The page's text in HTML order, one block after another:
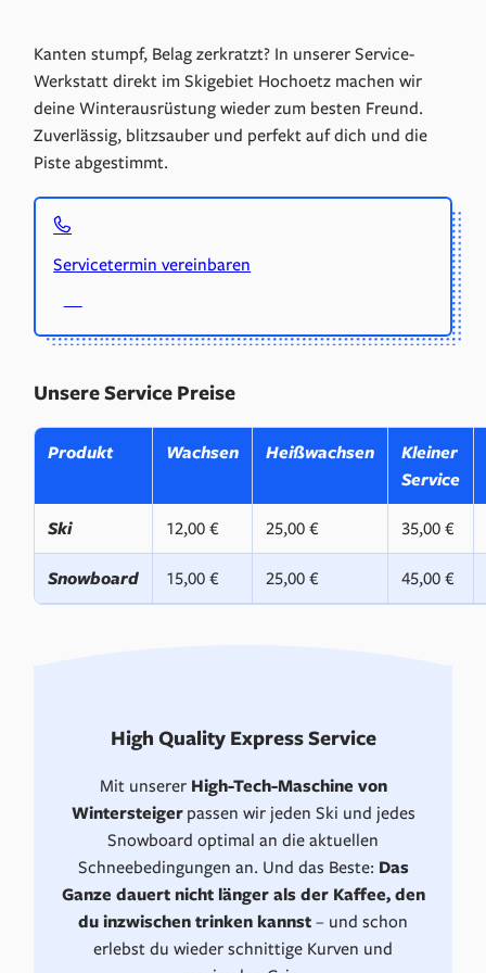
Kanten stumpf, Belag zerkratzt? In unserer Service-
Werkstatt direkt im Skigebiet Hochoetz machen wir
deine Winterausrüstung wieder zum besten Freund.
Zuverlässig, blitzsauber und perfekt auf dich und die
Piste abgestimmt.
Servicetermin vereinbaren
Unsere Service Preise
Produkt Wachsen Heißwachsen
Kleiner
Service
Ski 12,00 € 25,00 € 35,00 €
Snowboard 15,00 € 25,00 € 45,00 €
High Quality Express Service
Mit unserer High-Tech-Maschine von
Wintersteigerpassen wir jeden Ski und jedes
Snowboard optimal an die aktuellen
Schneebedingungen an. Und das Beste: Das
Ganze dauert nicht länger als der Kaffee, den
du inzwischen trinken kannst– und schon
erlebst du wieder schnittige Kurven und